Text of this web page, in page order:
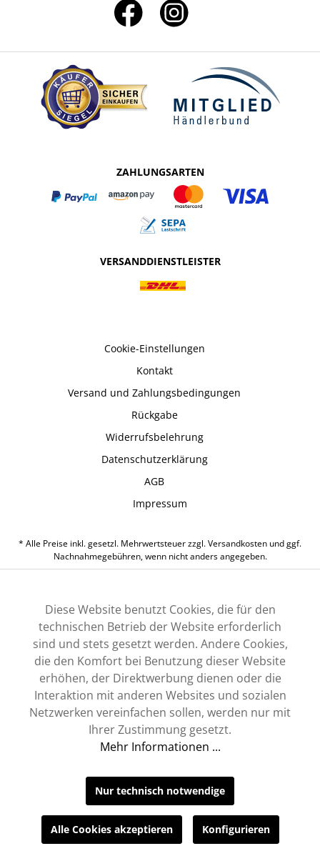
ZAHLUNGSARTEN
VERSANDDIENSTLEISTER
Cookie-Einstellungen
Kontakt
Versand und Zahlungsbedingungen
Rückgabe
Widerrufsbelehrung
Datenschutzerklärung
AGB
Impressum
* Alle Preise inkl. gesetzl. Mehrwertsteuer zzgl.Versandkosten und ggf.
Nachnahmegebühren, wenn nicht anders angegeben.
Diese Website benutzt Cookies, die für den
technischen Betrieb der Website erforderlich
sind und stets gesetzt werden. Andere Cookies,
die den Komfort bei Benutzung dieser Website
erhöhen, der Direktwerbung dienen oder die
Interaktion mit anderen Websites und sozialen
Netzwerken vereinfachen sollen, werden nur mit
Ihrer Zustimmung gesetzt.
Mehr Informationen ...
Nur technisch notwendige
Alle Cookies akzeptieren Konfigurieren